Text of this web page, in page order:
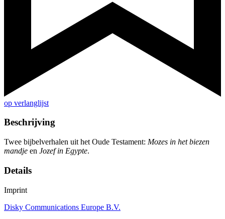
op verlanglijst
Beschrijving
Twee bijbelverhalen uit het Oude Testament: Mozes in het biezen
mandje en Jozef in Egypte.
Details
Imprint
Disky Communications Europe B.V.